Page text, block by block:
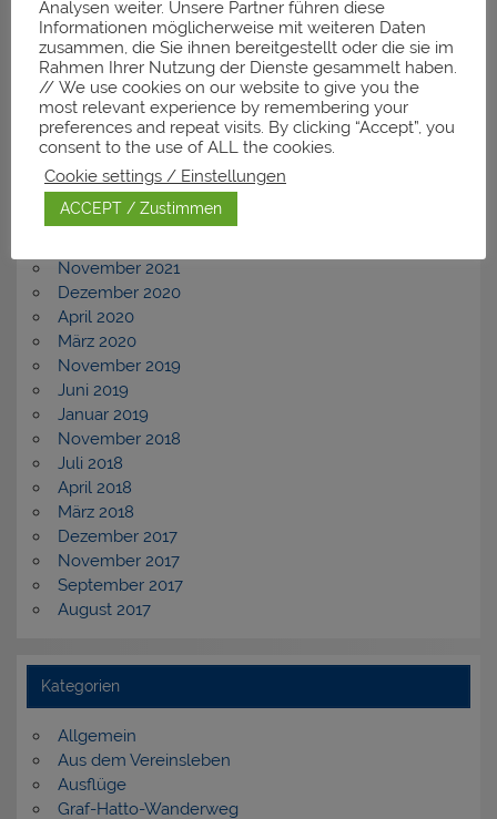
November 2025
März 2025
Januar 2025
Dezember 2024
Februar 2024
November 2023
September 2023
Dezember 2022
Juli 2022
November 2021
Dezember 2020
April 2020
März 2020
November 2019
Juni 2019
Januar 2019
November 2018
Juli 2018
April 2018
März 2018
Dezember 2017
November 2017
September 2017
August 2017
Kategorien
Allgemein
Aus dem Vereinsleben
Ausflüge
Graf-Hatto-Wanderweg
Analysen weiter. Unsere Partner führen diese
Informationen möglicherweise mit weiteren Daten
zusammen, die Sie ihnen bereitgestellt oder die sie im
Rahmen Ihrer Nutzung der Dienste gesammelt haben.
// We use cookies on our website to give you the
most relevant experience by remembering your
preferences and repeat visits. By clicking “Accept”, you
consent to the use of ALL the cookies.
Cookie settings / Einstellungen
ACCEPT / Zustimmen